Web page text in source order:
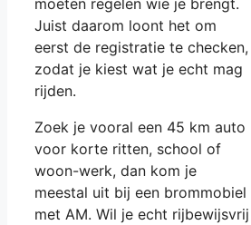
Juist daarom loont het om
eerst de registratie te checken,
zodat je kiest wat je echt mag
rijden.
Zoek je vooral een 45 km auto
voor korte ritten, school of
woon-werk, dan kom je
meestal uit bij een brommobiel
met AM. Wil je echt rijbewijsvrij